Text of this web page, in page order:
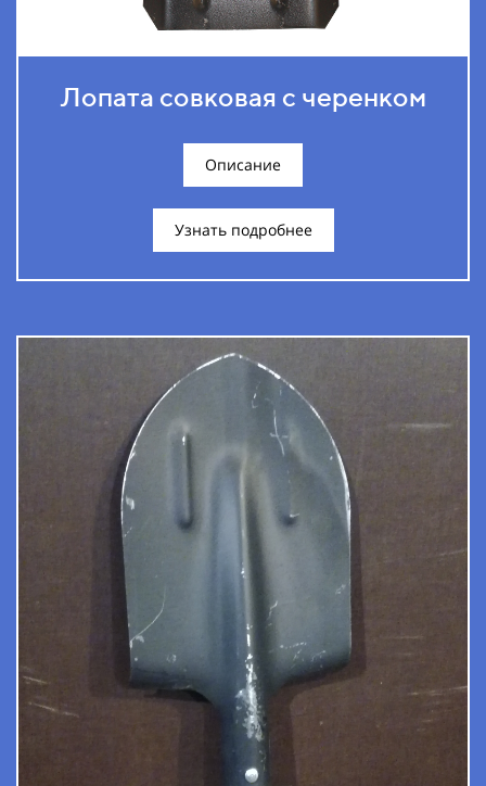
Лопата совковая с черенком
Описание
Узнать подробнее